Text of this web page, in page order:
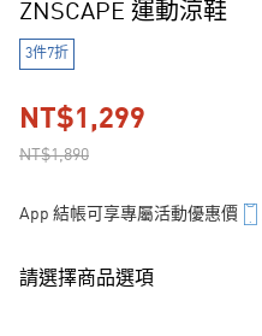
ZNSCAPE 運動涼鞋
3件7折
NT$1,890
NT$1,299
App 結帳可享專屬活動優惠價
請選擇商品選項